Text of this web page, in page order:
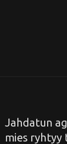
Jahdatun
mies ryhtyy